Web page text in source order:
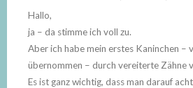
Hallo,
ja – da stimme ich voll zu.
Aber ich habe mein erstes Kaninchen –
übernommen – durch vereiterte Zähne
Es ist ganz wichtig, dass man darauf